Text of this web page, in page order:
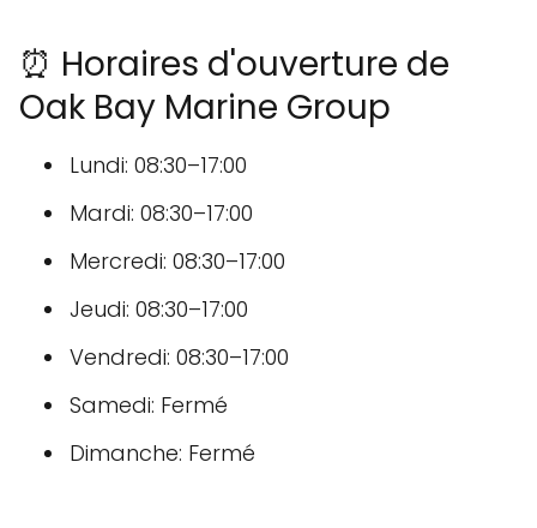
⏰ Horaires d'ouverture de
Oak Bay Marine Group
Lundi: 08:30–17:00
Mardi: 08:30–17:00
Mercredi: 08:30–17:00
Jeudi: 08:30–17:00
Vendredi: 08:30–17:00
Samedi: Fermé
Dimanche: Fermé